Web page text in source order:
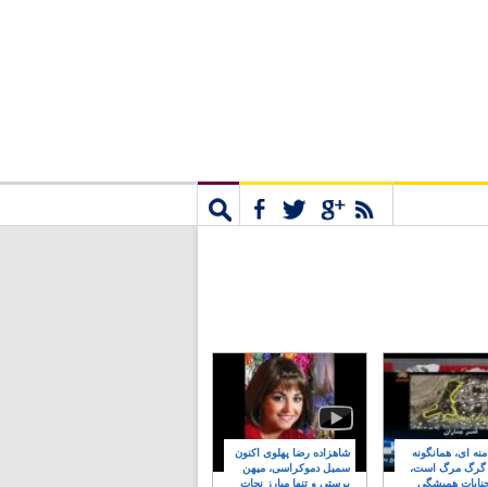
شاهزاده رضا پهلوی اکنون
سمبل دموکراسی، میهن
پرستی و تنها مبارز نجات
ای، همانگونه
گرگ مرگ است،
همیشگی